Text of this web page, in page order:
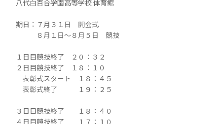
八代白百合学園高等学校 体育館
期日：７月３１日 開会式
８月１日～８月５日 競技
１日目競技終了 ２０：３２
２日目競技終了 １８：１０
表彰式スタート １８：４５
表彰式終了 １９：２５
３日目競技終了 １８：４０
４日目競技終了 １７：１０